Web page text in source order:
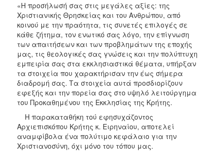
«Η προσήλωσή σας στις μεγάλες αξίες: της
Χριστιανικής Θρησκείας και του Ανθρώπου, από
κοινού με την πραότητα, τις συνετές επιλογές σε
κάθε ζήτημα, τον ενωτικό σας λόγο, την επίγνωση
των απαιτήσεων και των προβλημάτων της εποχής
μας, τις θεολογικές σας γνώσεις και την πολύπτυχη
εμπειρία σας στα εκκλησιαστικά θέματα, υπήρξαν
τα στοιχεία που χαρακτήρισαν την έως σήμερα
διαδρομή σας. Τα στοιχεία αυτά προσδιορίζουν
εφεξής και την πορεία σας στο υψηλό λειτούργημα
του Προκαθημένου της Εκκλησίας της Κρήτης.
Η παρακαταθήκη τού εφησυχάζοντος
Αρχιεπισκόπου Κρήτης κ. Ειρηναίου, αποτελεί
αναμφίβολα ένα πολύτιμο κεφάλαιο για την
Χριστιανοσύνη, όχι μόνο του τόπου μας.